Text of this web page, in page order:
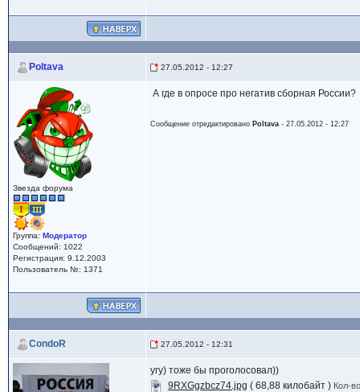
Poltava 27.05.2012 - 12:27
Звезда форума
Группа: Модератор
Сообщений: 1022
Регистрация: 9.12.2003
Пользователь №: 1371
А где в опросе про негатив сборная России?
Сообщение отредактировано Poltava- 27.05.2012 - 12:27
CondoR 27.05.2012 - 12:31
угу) тоже бы проголосовал))
9RXGgzbcz74.jpg ( 68,88 килобайт ) Кол-